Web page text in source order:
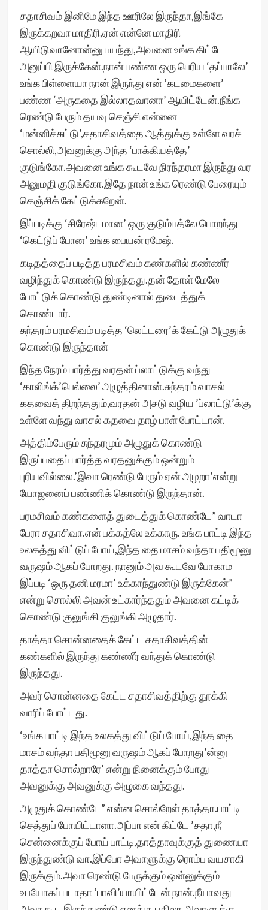
சதாசிவம் இனிமே இந்த ஊரிலே இருந்தா,இங்கே
இருக்கறவா மாதிரி,ஏன் என்னே மாதிரி
ஆயிடுவானோன்னு பயந்து,அவனை உங்க கிட்டே
அனுப்பி இருக்கேன்.நான் பண்ண ஒரு பெரிய ‘தப்பாலே’
உங்க பிள்ளையா நான் இருந்து என் ‘கடமைகளை’
பண்ண ‘அருகதை இல்லாதவானா’ ஆயிட்டேன்.நீங்க
ரெண்டு பேரும் தயவு செஞ்சி என்னை
‘மன்னிச்சுட்டு’,சதாசிவத்தை ஆத்துக்கு உள்ளே வரச்
சொல்லி,அவனுக்கு அந்த ‘பாக்கியத்தே’
குடுங்கோ.அவனை உங்க கூடவே நிரந்தரமா இருந்து வர
அனுமதி குடுங்கோ.இதே நான் உங்க ரெண்டு பேரையும்
கெஞ்சிக் கேட்டுக்கறேன்.
இப்படிக்கு ‘சிரேஷ்டமான’ ஒரு குடும்பத்லே பொறந்து
‘கெட்டுப் போன’ உங்க பையன் ரமேஷ்.
கடிதத்தைப் படித்த பரமசிவம் கண்களில் கண்ணீர்
வழிந்துக் கொண்டு இருந்தது.தன் தோள் மேலே
போட்டுக் கொண்டு துண்டினால் துடைத்துக்
கொண்டார்.
சுந்தரம் பரமசிவம் படித்த ‘லெட்டரை’க் கேட்டு அழுதுக்
கொண்டு இருந்தான்
இந்த நேரம் பார்த்து வரதன் ப்லாட்டுக்கு வந்து
‘காலிங்க்’பெல்லை’ அழுத்தினான்.சுந்தரம் வாசல்
கதவைத் திறந்ததும்,வரதன் அசடு வழிய ’ப்லாட்டு’க்கு
உள்ளே வந்து வாசல் கதவை தாழ் பாள் போட்டான்.
அத்திம்பேரும் சுந்தரமும் அழுதுக் கொண்டு
இருப்பதைப் பார்த்த வரதனுக்கும் ஒன்றும்
புரியவில்லை.’இவா ரெண்டு பேரும் ஏன் அழறா’என்று
யோஜனைப் பண்ணிக் கொண்டு இருந்தான்.
பரமசிவம் கண்களைத் துடைத்துக் கொண்டே” வாடா
பேரா சதாசிவா.என் பக்கத்லே உக்காரு. உங்க பாட்டி இந்த
உலகத்து விட்டுப் போய்,இந்த தை மாசம் வந்தா பதிமூனு
வருஷம் ஆகப் போறது. நானும் அவ கூடவே போகாம
இப்படி ‘ஒரு தனி மரமா’ உக்காந்துண்டு இருக்கேன்”
என்று சொல்லி அவன் உட்கார்ந்ததும் அவனை கட்டிக்
கொண்டு குலுங்கி குலுங்கி அழுதார்.
தாத்தா சொன்னதைக் கேட்ட சதாசிவத்தின்
கண்களில் இருந்து கண்ணீர் வந்துக் கொண்டு
இருந்தது.
அவர் சொன்னதை கேட்ட சதாசிவத்திற்கு தூக்கி
வாரிப் போட்டது.
‘உங்க பாட்டி இந்த உலகத்து விட்டுப் போய்,இந்த தை
மாசம் வந்தா பதிமூனு வருஷம் ஆகப் போறது’ன்னு
தாத்தா சொல்றாரே’ என்று நினைக்கும் போது
அவனுக்கு அவனுக்கு அழுகை வந்தது.
அழுதுக் கொண்டே” என்ன சொல்றேள் தாத்தா.பாட்டி
செத்துப் போயிட்டாளா.அப்பா என் கிட்டே ’சதா,நீ
சென்னைக்குப் போய் பாட்டி,தாத்தாவுக்குத் துணையா
இருந்துண்டு வா.இப்போ அவாளுக்கு ரொம்ப வயசாகி
இருக்கும்.அவா ரெண்டு பேருக்கும் ஒன்னுக்கும்
உபயோகப் படாதா ‘பாவி’யாயிட்டேன் நான்.நீயாவது